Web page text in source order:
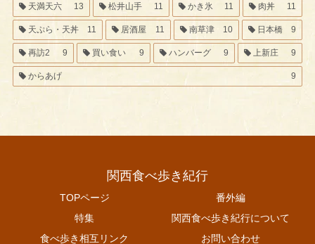
天満天六 13 松井山手 11 かき氷 11 肉丼 11
天ぷら・天丼 11 居酒屋 11 南草津 10 日本橋 9
再訪2 9 買い食い 9 ハンバーグ 9 上新庄 9
からあげ 9
関西食べ歩き紀行
TOPページ
番外編
特集
関西食べ歩き紀行について
食べ歩き相互リンク
お問い合わせ